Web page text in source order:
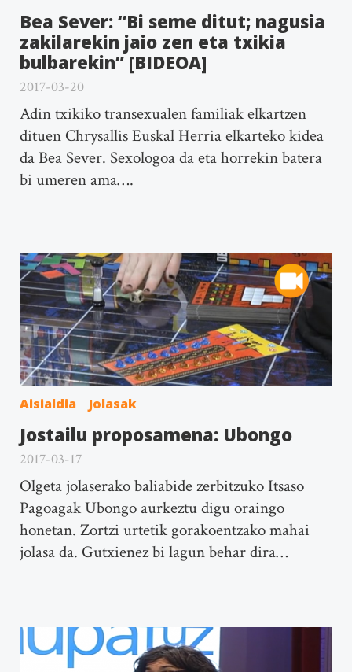
Bea Sever: “Bi seme ditut; nagusia
zakilarekin jaio zen eta txikia
bulbarekin” [BIDEOA]
2017-03-20
Adin txikiko transexualen familiak elkartzen
dituen Chrysallis Euskal Herria elkarteko kidea
da Bea Sever. Sexologoa da eta horrekin batera
bi umeren ama….
Aisialdia Jolasak
Jostailu proposamena: Ubongo
2017-03-17
Olgeta jolaserako baliabide zerbitzuko Itsaso
Pagoagak Ubongo aurkeztu digu oraingo
honetan. Zortzi urtetik gorakoentzako mahai
jolasa da. Gutxienez bi lagun behar dira…